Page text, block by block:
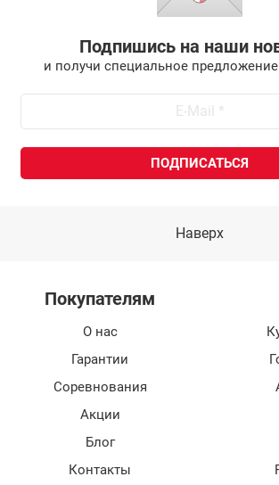
Подпишись на наши
и получи специальное
Наверх
Покупателям
О нас
Гарантии
Соревнования
Акции
Блог
Контакты